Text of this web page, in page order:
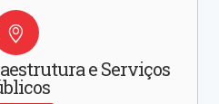
e Serviços